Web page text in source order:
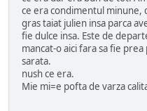
ce era condimentul minune,
gras taiat julien insa parca
fie dulce insa. Este de
mancat-o aici fara sa fie
sarata.
nush ce era.
Mie mi=e pofta de varza